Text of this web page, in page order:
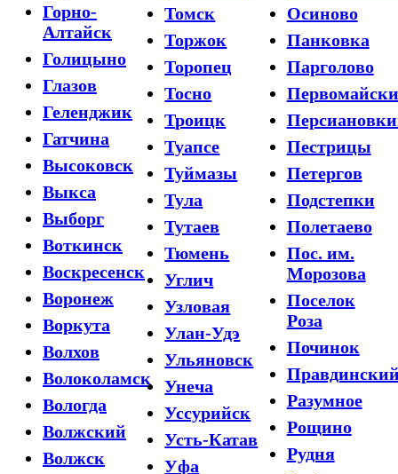
Горно-
Алтайск
Голицыно
Глазов
Геленджик
Гатчина
Высоковск
Выкса
Выборг
Воткинск
Воскресенск
Воронеж
Воркута
Волхов
Волоколамск
Вологда
Волжский
Волжск
Томск
Торжок
Торопец
Тосно
Троицк
Туапсе
Туймазы
Тула
Тутаев
Тюмень
Углич
Узловая
Улан-Удэ
Ульяновск
Унеча
Уссурийск
Усть-Катав
Уфа
Осиново
Панковка
Парголово
Пестрицы
Петергов
Подстепки
Полетаево
Пос. им.
Морозова
Поселок
Роза
Починок
Разумное
Рощино
Рудня